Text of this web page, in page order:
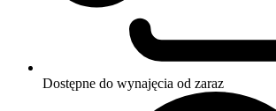
Dostępne do wynajęcia od zaraz